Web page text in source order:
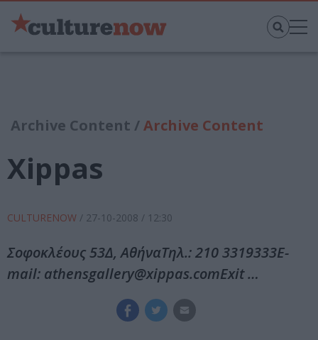
Archive Content /Archive Content
Xippas
CULTURENOW / 27-10-2008 / 12:30
Σοφοκλέους 53Δ, ΑθήναΤηλ.: 210 3319333E-
mail: athensgallery@xippas.comΕxit …